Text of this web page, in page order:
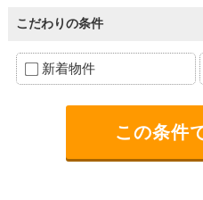
こだわりの条件
新着物件